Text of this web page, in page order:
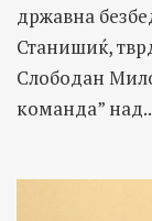
државна
Станишиќ,
Слободан
команда”